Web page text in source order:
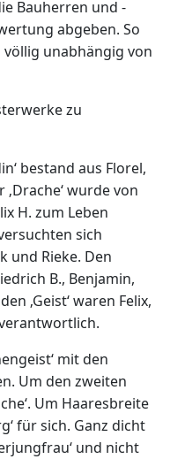
Bauherren und -
abgeben. So
unabhängig von
zu
bestand aus Florel,
wurde von
H. zum Leben
sich
und Rieke. Den
B., Benjamin,
‚Geist‘ waren Felix,
mit den
Um den zweiten
Um Haaresbreite
für sich. Ganz dicht
und nicht